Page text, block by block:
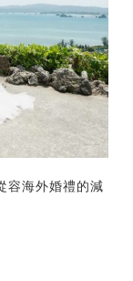
容海外婚禮的減